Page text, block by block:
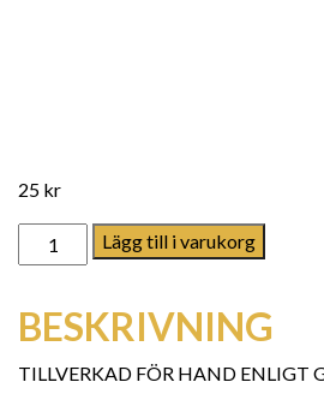
25 kr
Sockerfri Fizzy Bubbles mängd
Lägg till i varukorg
BESKRIVNING
TILLVERKAD FÖR HAND